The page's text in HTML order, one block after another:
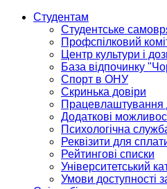
Студентам
Студентське
Профспілковий
Центр культури і
База відпочинку
Спорт в ОНУ
Скринька довіри
Працевлаштування
Додаткові
Психологічна
Реквізити для
Рейтингові списки
Університетський
Умови доступності